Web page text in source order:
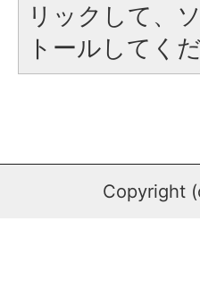
リックして、
トールしてく
Copyright